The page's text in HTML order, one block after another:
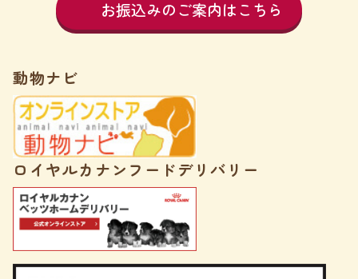
お振込みのご案内はこちら
動物ナビ
ロイヤルカナンフードデリバリー